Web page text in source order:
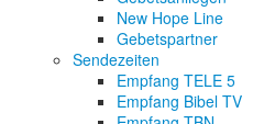
New Hope Line
Gebetspartner
Sendezeiten
Empfang TELE 5
Empfang Bibel TV